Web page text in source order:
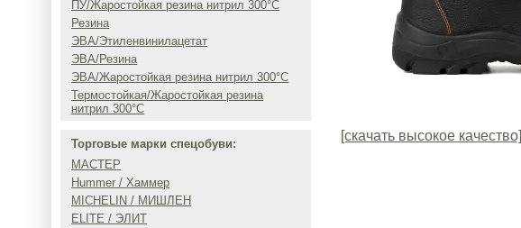
ПУ/Жаростойкая резина нитрил 300°C
Резина
ЭВА/Этиленвинилацетат
ЭВА/Резина
ЭВА/Жаростойкая резина нитрил 300°C
Термостойкая/Жаростойкая резина
нитрил 300°C
Торговые марки спецобуви:
МАСТЕР
Hummer / Хаммер
MICHELIN / МИШЛЕН
ELITE / ЭЛИТ
[скачать высокое качество]